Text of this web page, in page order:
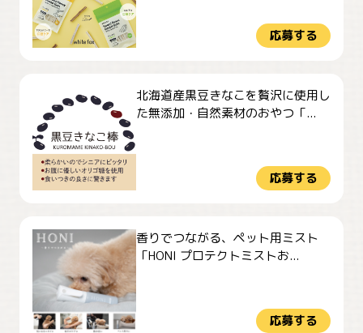
応募する
北海道産黒豆きなこを贅沢に使用し
た無添加・自然素材のおやつ「...
応募する
香りでつながる、ペット用ミスト
「HONI プロテクトミストお...
応募する